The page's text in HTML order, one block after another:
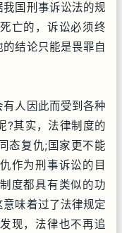
国刑事诉讼法的规
亡的，诉讼必须终
结论只能是畏罪自
人因此而受到各种
?其实，法律制度的
态复仇;国家更不能
作为刑事诉讼的目
度都具有类似的功
味着过了法律规定
现，法律也不再追